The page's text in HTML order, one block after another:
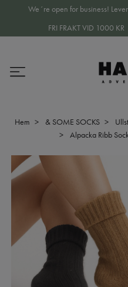
We´re open for business!
FRI FRAKT VID 1000
Hem & SOME SOCKS
Alpacka Ribb